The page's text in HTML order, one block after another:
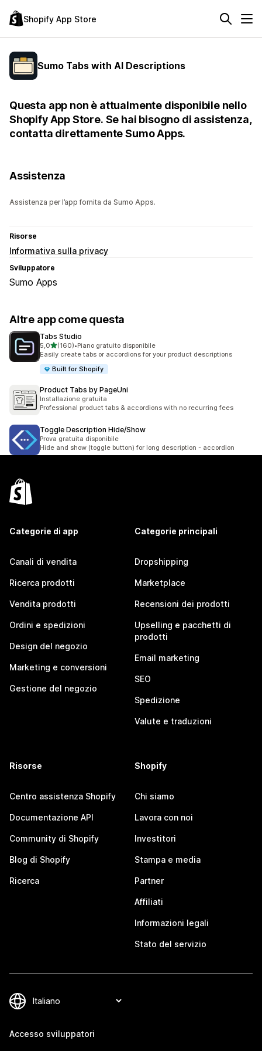
Shopify App Store
Sumo Tabs with AI Descriptions
Questa app non è attualmente disponibile nello
Shopify App Store. Se hai bisogno di assistenza,
contatta direttamente Sumo Apps.
Assistenza
Assistenza per l’app fornita da Sumo Apps.
Risorse
Informativa sulla privacy
Sviluppatore
Sumo Apps
Altre app come questa
Tabs Studio
5,0stelle su 5
(160)
160 recensioni totali
•Piano gratuito disponibile
Easily create tabs or accordions for your product descriptions
Built for Shopify
Product Tabs by PageUni
Installazione gratuita
Professional product tabs & accordions with no recurring fees
Toggle Description Hide/Show
Prova gratuita disponibile
Hide and show (toggle button) for long description - accordion
Categorie di app
Canali di vendita
Ricerca prodotti
Vendita prodotti
Ordini e spedizioni
Design del negozio
Marketing e conversioni
Gestione del negozio
Categorie principali
Dropshipping
Marketplace
Recensioni dei prodotti
Upselling e pacchetti di
prodotti
Email marketing
SEO
Spedizione
Valute e traduzioni
Risorse
Centro assistenza Shopify
Documentazione API
Community di Shopify
Blog di Shopify
Ricerca
Shopify
Chi siamo
Lavora con noi
Investitori
Stampa e media
Partner
Affiliati
Informazioni legali
Stato del servizio
Accesso sviluppatori